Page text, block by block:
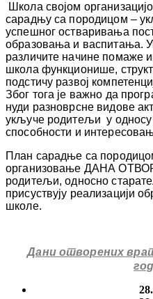
Школа својом
сарадњу са породицом –
успешног остваривања
образовања и васпитања.
различите начине помаже
школа функционише,
подстичу развој
Због тога је важно да
нуди разноврсне видове
укључе родитељи у односу
способности и
План сарадње са
организовање ДАНА
родитељи, односно
присуствују реализацији
школе.
Дани отворених